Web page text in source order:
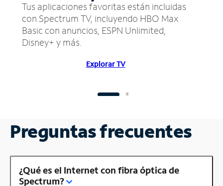
Tus aplicaciones favoritas están incluidas
con Spectrum TV, incluyendo HBO Max
Basic con anuncios, ESPN Unlimited,
Disney+ y más.
Explorar TV
Preguntas frecuentes
¿Qué es el Internet con fibra óptica de
Spectrum?